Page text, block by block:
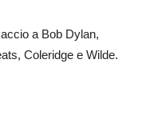
a Bob Dylan,
Coleridge e Wilde.